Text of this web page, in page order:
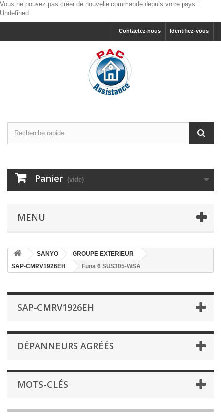
Vous ne pouvez pas créer de nouvelle commande depuis votre pays :
Undefined
Identifiez-vous
Contactez-nous
Panier (vide)
MENU
SANYO
GROUPE EXTERIEUR
SAP-CMRV1926EH
Funa 6 SUS305-WSA
SAP-CMRV1926EH
DÉPANNEURS AGRÉÉS
MOTS-CLÉS